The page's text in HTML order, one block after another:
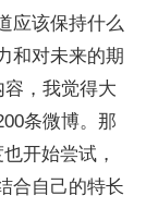
应该保持什么
和对未来的期
，我觉得大
条微博。那
开始尝试，
合自己的特长